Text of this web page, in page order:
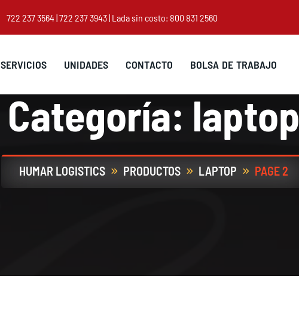
722 237 3564 |722 237 3943| Lada sin costo: 800 831 2560
SERVICIOS UNIDADES CONTACTO BOLSA DE TRABAJO
Categoría: laptop
HUMAR LOGISTICS PRODUCTOS LAPTOP PAGE 2